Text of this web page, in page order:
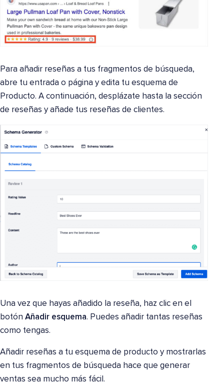
Para añadir reseñas a tus fragmentos de búsqueda,
abre tu entrada o página y edita tu esquema de
Producto. A continuación, desplázate hasta la sección
de reseñas y añade tus reseñas de clientes.
Una vez que hayas añadido la reseña, haz clic en el
botón Añadir esquema. Puedes añadir tantas reseñas
como tengas.
Añadir reseñas a tu esquema de producto y mostrarlas
en tus fragmentos de búsqueda hace que generar
ventas sea mucho más fácil.